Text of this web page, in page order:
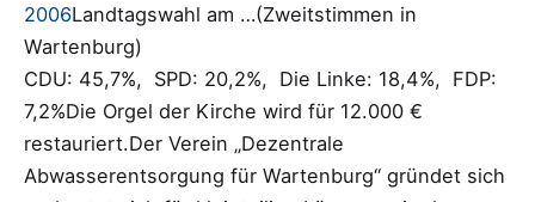
2006Landtagswahl am …(Zweitstimmen in
Wartenburg)
CDU: 45,7%, SPD: 20,2%, Die Linke: 18,4%, FDP:
7,2%Die Orgel der Kirche wird für 12.000 €
restauriert.Der Verein „Dezentrale
Abwasserentsorgung für Wartenburg“ gründet sich